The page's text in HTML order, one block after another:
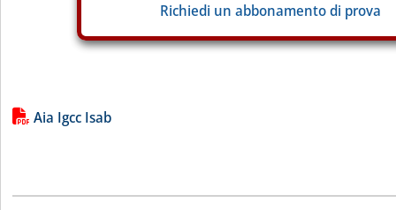
Richiedi un abbonamento di prova
Lista allegati PDF alla notizia
Aia Igcc Isab